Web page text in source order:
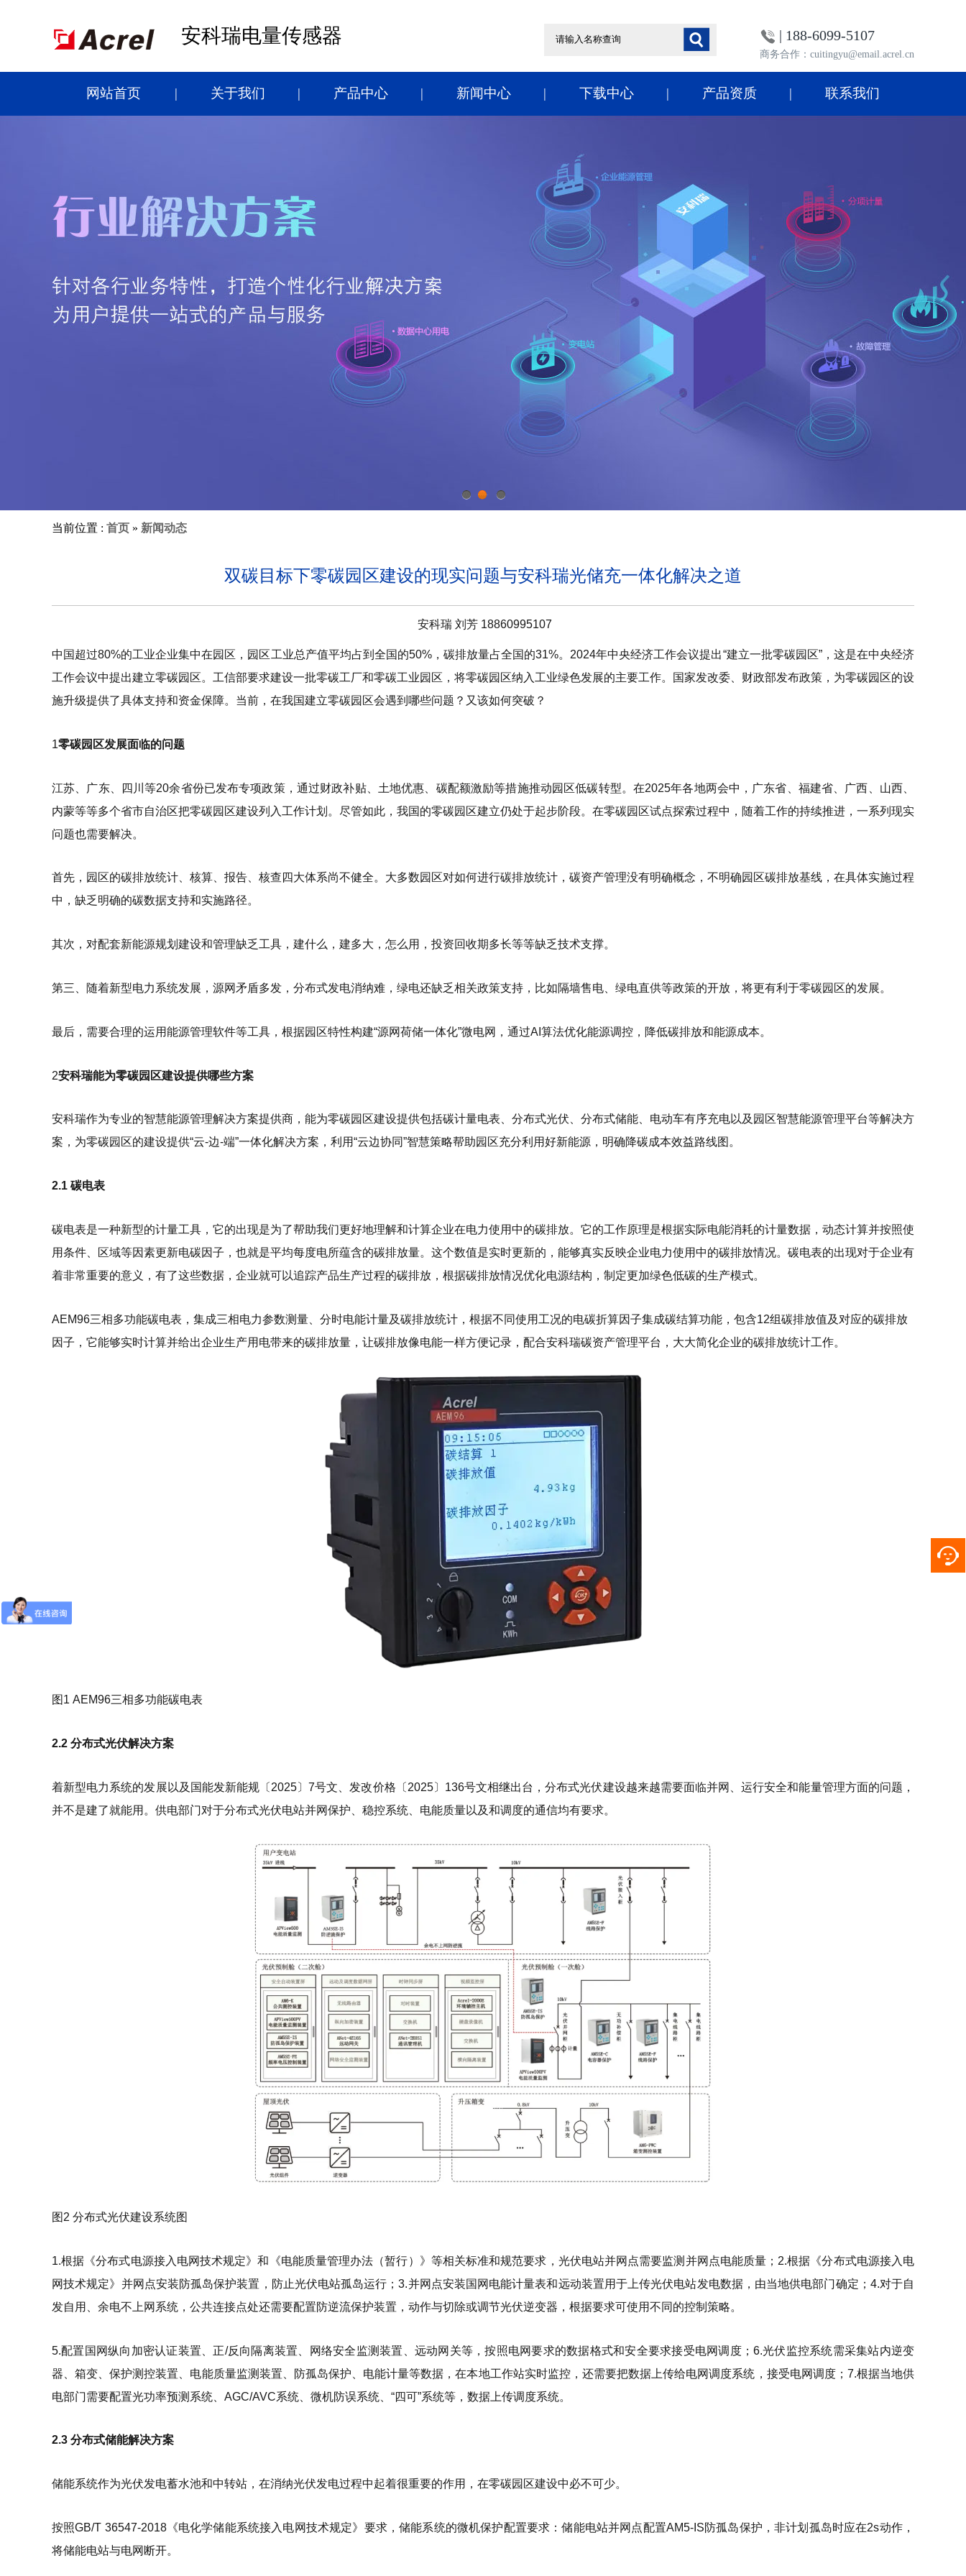
安科瑞电量传感器 | 188-6099-5107
商务合作：cuitingyu@email.acrel.cn
网站首页 关于我们 产品中心 新闻中心 下载中心 产品资质 联系我们
当前位置 : 首页 » 新闻动态
双碳目标下零碳园区建设的现实问题与安科瑞光储充一体化解决之道
安科瑞 刘芳 18860995107
中国超过80%的工业企业集中在园区，园区工业总产值平均占到全国的50%，碳排放量占全国的31%。2024年中央经济工作会议提出“建立一批零碳园区”，这是在中央经济
工作会议中提出建立零碳园区。工信部要求建设一批零碳工厂和零碳工业园区，将零碳园区纳入工业绿色发展的主要工作。国家发改委、财政部发布政策，为零碳园区的设
施升级提供了具体支持和资金保障。当前，在我国建立零碳园区会遇到哪些问题？又该如何突破？
1零碳园区发展面临的问题
江苏、广东、四川等20余省份已发布专项政策，通过财政补贴、土地优惠、碳配额激励等措施推动园区低碳转型。在2025年各地两会中，广东省、福建省、广西、山西、
内蒙等等多个省市自治区把零碳园区建设列入工作计划。尽管如此，我国的零碳园区建立仍处于起步阶段。在零碳园区试点探索过程中，随着工作的持续推进，一系列现实
问题也需要解决。
首先，园区的碳排放统计、核算、报告、核查四大体系尚不健全。大多数园区对如何进行碳排放统计，碳资产管理没有明确概念，不明确园区碳排放基线，在具体实施过程
中，缺乏明确的碳数据支持和实施路径。
其次，对配套新能源规划建设和管理缺乏工具，建什么，建多大，怎么用，投资回收期多长等等缺乏技术支撑。
第三、随着新型电力系统发展，源网矛盾多发，分布式发电消纳难，绿电还缺乏相关政策支持，比如隔墙售电、绿电直供等政策的开放，将更有利于零碳园区的发展。
最后，需要合理的运用能源管理软件等工具，根据园区特性构建“源网荷储一体化”微电网，通过AI算法优化能源调控，降低碳排放和能源成本。
2安科瑞能为零碳园区建设提供哪些方案
安科瑞作为专业的智慧能源管理解决方案提供商，能为零碳园区建设提供包括碳计量电表、分布式光伏、分布式储能、电动车有序充电以及园区智慧能源管理平台等解决方
案，为零碳园区的建设提供“云-边-端”一体化解决方案，利用“云边协同”智慧策略帮助园区充分利用好新能源，明确降碳成本效益路线图。
2.1 碳电表
碳电表是一种新型的计量工具，它的出现是为了帮助我们更好地理解和计算企业在电力使用中的碳排放。它的工作原理是根据实际电能消耗的计量数据，动态计算并按照使
用条件、区域等因素更新电碳因子，也就是平均每度电所蕴含的碳排放量。这个数值是实时更新的，能够真实反映企业电力使用中的碳排放情况。碳电表的出现对于企业有
着非常重要的意义，有了这些数据，企业就可以追踪产品生产过程的碳排放，根据碳排放情况优化电源结构，制定更加绿色低碳的生产模式。
AEM96三相多功能碳电表，集成三相电力参数测量、分时电能计量及碳排放统计，根据不同使用工况的电碳折算因子集成碳结算功能，包含12组碳排放值及对应的碳排放
因子，它能够实时计算并给出企业生产用电带来的碳排放量，让碳排放像电能一样方便记录，配合安科瑞碳资产管理平台，大大简化企业的碳排放统计工作。
图1 AEM96三相多功能碳电表
2.2 分布式光伏解决方案
着新型电力系统的发展以及国能发新能规〔2025〕7号文、发改价格〔2025〕136号文相继出台，分布式光伏建设越来越需要面临并网、运行安全和能量管理方面的问题，
并不是建了就能用。供电部门对于分布式光伏电站并网保护、稳控系统、电能质量以及和调度的通信均有要求。
图2 分布式光伏建设系统图
1.根据《分布式电源接入电网技术规定》和《电能质量管理办法（暂行）》等相关标准和规范要求，光伏电站并网点需要监测并网点电能质量；2.根据《分布式电源接入电
网技术规定》并网点安装防孤岛保护装置，防止光伏电站孤岛运行；3.并网点安装国网电能计量表和远动装置用于上传光伏电站发电数据，由当地供电部门确定；4.对于自
发自用、余电不上网系统，公共连接点处还需要配置防逆流保护装置，动作与切除或调节光伏逆变器，根据要求可使用不同的控制策略。
5.配置国网纵向加密认证装置、正/反向隔离装置、网络安全监测装置、远动网关等，按照电网要求的数据格式和安全要求接受电网调度；6.光伏监控系统需采集站内逆变
器、箱变、保护测控装置、电能质量监测装置、防孤岛保护、电能计量等数据，在本地工作站实时监控，还需要把数据上传给电网调度系统，接受电网调度；7.根据当地供
电部门需要配置光功率预测系统、AGC/AVC系统、微机防误系统、“四可”系统等，数据上传调度系统。
2.3 分布式储能解决方案
储能系统作为光伏发电蓄水池和中转站，在消纳光伏发电过程中起着很重要的作用，在零碳园区建设中必不可少。
按照GB/T 36547-2018《电化学储能系统接入电网技术规定》要求，储能系统的微机保护配置要求：储能电站并网点配置AM5-IS防孤岛保护，非计划孤岛时应在2s动作，
将储能电站与电网断开。